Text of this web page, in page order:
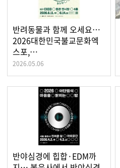
반려동물과 함께 오세요…
2026대한민국불교문화엑
스포,…
2026.05.06
반야심경에 힙합·EDM까